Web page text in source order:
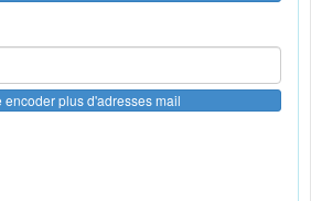
encoder plus d'adresses mail